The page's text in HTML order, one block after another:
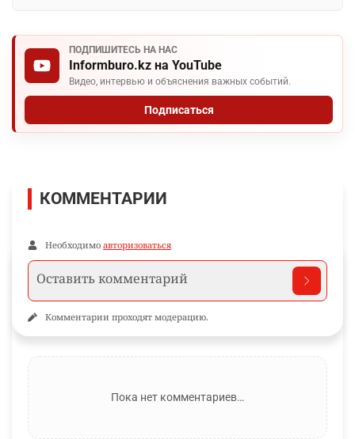
ПОДПИШИТЕСЬ НА НАС
Informburo.kz на YouTube
Видео, интервью и объяснения важных событий.
Подписаться
КОММЕНТАРИИ
Необходимо авторизоваться
Комментарии проходят модерацию.
Пока нет комментариев…